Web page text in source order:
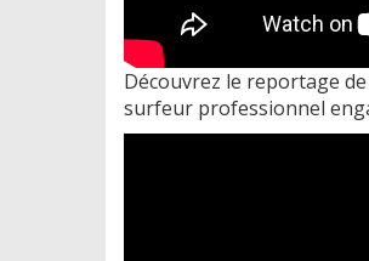
Découvrez le reportage
surfeur professionnel